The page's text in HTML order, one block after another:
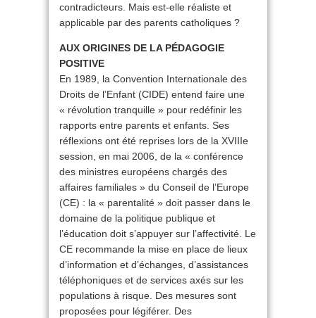
contradicteurs. Mais est-elle réaliste et
applicable par des parents catholiques ?
AUX ORIGINES DE LA PÉDAGOGIE
POSITIVE
En 1989, la Convention Internationale des
Droits de l’Enfant (CIDE) entend faire une
« révolution tranquille » pour redéfinir les
rapports entre parents et enfants. Ses
réflexions ont été reprises lors de la XVIIIe
session, en mai 2006, de la « conférence
des ministres européens chargés des
affaires familiales » du Conseil de l’Europe
(CE) : la « parentalité » doit passer dans le
domaine de la politique publique et
l’éducation doit s’appuyer sur l’affectivité. Le
CE recommande la mise en place de lieux
d’information et d’échanges, d’assistances
téléphoniques et de services axés sur les
populations à risque. Des mesures sont
proposées pour légiférer. Des